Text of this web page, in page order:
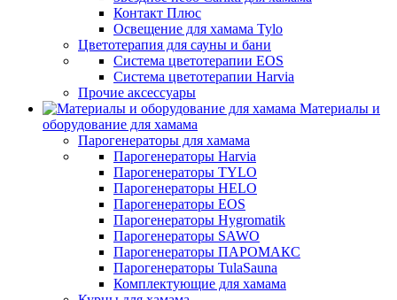
Контакт Плюс
Освещение для хамама Tylo
Цветотерапия для сауны и бани
Система цветотерапии EOS
Система цветотерапии Harvia
Прочие аксессуары
Материалы и
оборудование для хамама
Парогенераторы для хамама
Парогенераторы Harvia
Парогенераторы TYLO
Парогенераторы HELO
Парогенераторы EOS
Парогенераторы Hygromatik
Парогенераторы SAWO
Парогенераторы ПАРОМАКС
Парогенераторы TulaSauna
Комплектующие для хамама